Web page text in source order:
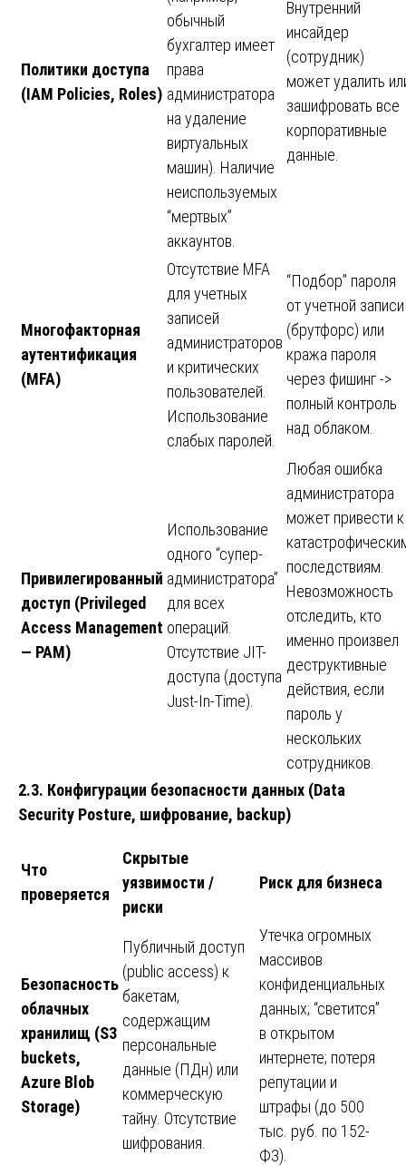
Политики доступа
(IAM Policies, Roles)
обычный
бухгалтер имеет
права
администратора
на удаление
виртуальных
машин). Наличие
неиспользуемых
“мертвых”
аккаунтов.
Внутренний
инсайдер
(сотрудник)
может удалить
зашифровать все
корпоративные
данные.
Многофакторная
аутентификация
(MFA)
Отсутствие MFA
для учетных
записей
администраторов
и критических
пользователей.
Использование
слабых паролей.
“Подбор” пароля
от учетной записи
(брутфорс) или
кража пароля
через фишинг ->
полный контроль
над облаком.
Привилегированный
доступ (Privileged
Access Management
— PAM)
Использование
одного “супер-
администратора”
для всех
операций.
Отсутствие JIT-
доступа (доступа
Just-In-Time).
Любая ошибка
администратора
может привести к
последствиям.
Невозможность
отследить, кто
именно произвел
деструктивные
действия, если
пароль у
нескольких
сотрудников.
2.3. Конфигурации безопасности данных (Data
Security Posture, шифрование, backup)
Что
проверяется
Скрытые
уязвимости /
риски
Риск для бизнеса
Безопасность
облачных
хранилищ (S3
buckets,
Azure Blob
Storage)
Публичный доступ
(public access) к
бакетам,
содержащим
персональные
данные (ПДн) или
коммерческую
тайну. Отсутствие
шифрования.
Утечка огромных
массивов
конфиденциальных
данных; “светится”
в открытом
интернете; потеря
репутации и
штрафы (до 500
тыс. руб. по 152-
ФЗ).